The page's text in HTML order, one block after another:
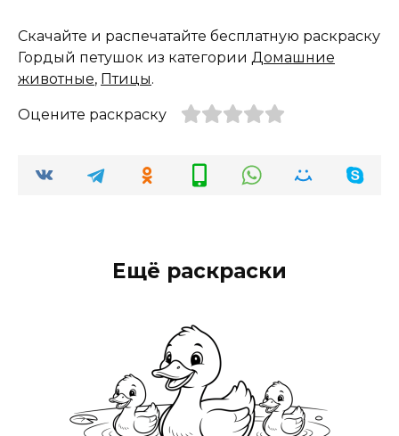
Скачайте и распечатайте бесплатную раскраску
Гордый петушок из категории Домашние
животные, Птицы.
Оцените раскраску
Ещё раскраски